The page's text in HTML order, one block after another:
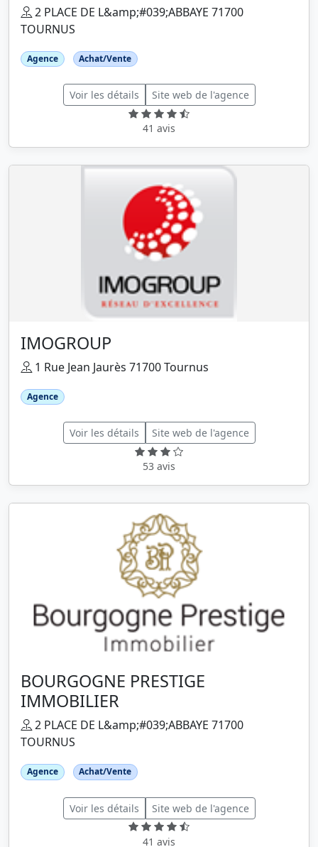
2 PLACE DE L&amp;#039;ABBAYE 71700
TOURNUS
Agence Achat/Vente
Voir les détails Site web de l'agence
41 avis
IMOGROUP
1 Rue Jean Jaurès 71700 Tournus
Agence
Voir les détails Site web de l'agence
53 avis
BOURGOGNE PRESTIGE
IMMOBILIER
2 PLACE DE L&amp;#039;ABBAYE 71700
TOURNUS
Agence Achat/Vente
Voir les détails Site web de l'agence
41 avis